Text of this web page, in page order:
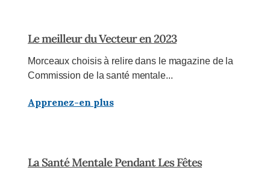
Le meilleur du Vecteur en 2023
Morceaux choisis à relire dans le magazine de la
Commission de la santé mentale...
Apprenez-en plus
La Santé Mentale Pendant Les Fêtes